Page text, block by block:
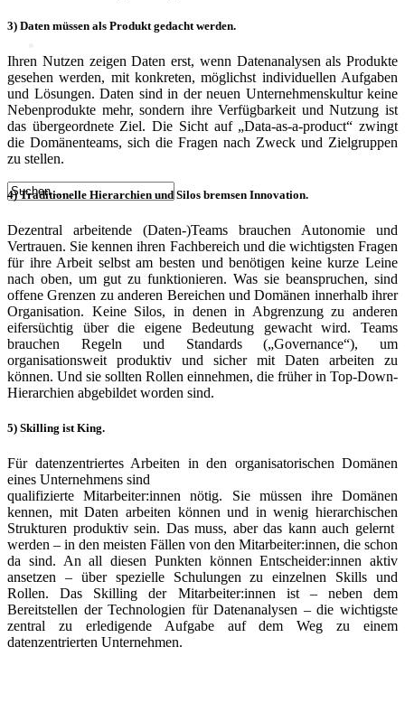
3) Daten müssen als Produkt gedacht werden.
Ihren Nutzen zeigen Daten erst, wenn Datenanalysen als Produkte
gesehen werden, mit konkreten, möglichst individuellen Aufgaben
und Lösungen. Daten sind in der neuen Unternehmenskultur keine
Nebenprodukte mehr, sondern ihre Verfügbarkeit und Nutzung ist
das übergeordnete Ziel. Die Sicht auf „Data-as-a-product“ zwingt
die Domänenteams, sich die Fragen nach Zweck und Zielgruppen
zu stellen.
4) Traditionelle Hierarchien und Silos bremsen Innovation.
Dezentral arbeitende (Daten-)Teams brauchen Autonomie und
Vertrauen. Sie kennen ihren Fachbereich und die wichtigsten Fragen
für ihre Arbeit selbst am besten und benötigen keine kurze Leine
nach oben, um gut zu funktionieren. Was sie beanspruchen, sind
offene Grenzen zu anderen Bereichen und Domänen innerhalb ihrer
Organisation. Keine Silos, in denen in Abgrenzung zu anderen
eifersüchtig über die eigene Bedeutung gewacht wird. Teams
brauchen Regeln und Standards („Governance“), um
organisationsweit produktiv und sicher mit Daten arbeiten zu
können. Und sie sollten Rollen einnehmen, die früher in Top-Down-
Hierarchien abgebildet worden sind.
5) Skilling ist King.
Für datenzentriertes Arbeiten in den organisatorischen Domänen
eines Unternehmens sind
qualifizierte Mitarbeiter:innen nötig. Sie müssen ihre Domänen
kennen, mit Daten arbeiten können und in wenig hierarchischen
Strukturen produktiv sein. Das muss, aber das kann auch gelernt
werden – in den meisten Fällen von den Mitarbeiter:innen, die schon
da sind. An all diesen Punkten können Entscheider:innen aktiv
ansetzen – über spezielle Schulungen zu einzelnen Skills und
Rollen. Das Skilling der Mitarbeiter:innen ist – neben dem
Bereitstellen der Technologien für Datenanalysen – die wichtigste
zentral zu erledigende Aufgabe auf dem Weg zu einem
datenzentrierten Unternehmen.